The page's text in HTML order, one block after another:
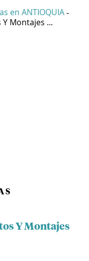
en ANTIOQUIA -
Y Montajes ...
S
Y Montajes